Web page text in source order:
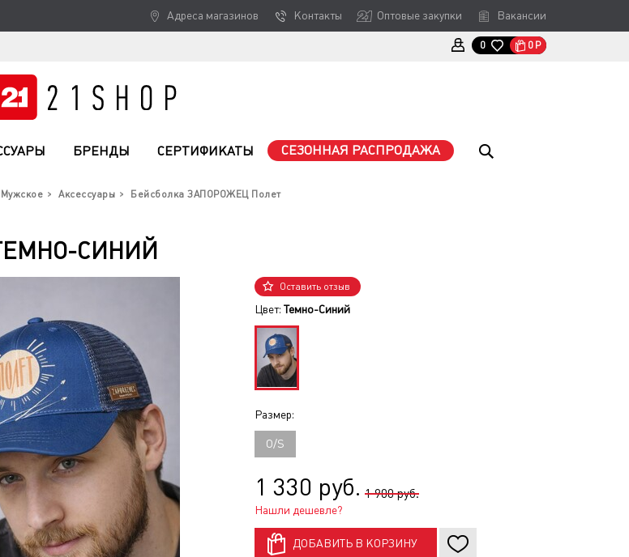
Адреса магазинов Контакты Оптовые закупки Вакансии
0 0 Р
БРЕНДЫ СЕРТИФИКАТЫ СЕЗОННАЯ РАСПРОДАЖА
Мужское Аксессуары Бейсболка ЗАПОРОЖЕЦ Полет
СИНИЙ
Оставить отзыв
Цвет: Темно-Синий
Размер:
O/S
1 330 руб. 1 900 руб.
Нашли дешевле?
ДОБАВИТЬ В КОРЗИНУ